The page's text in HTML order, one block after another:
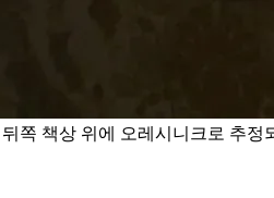
쪽 책상 위에 오레시니크로 추정